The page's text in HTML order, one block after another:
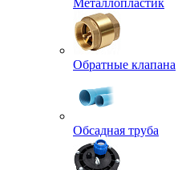
Металлопластик
Обратные клапана
Обсадная труба